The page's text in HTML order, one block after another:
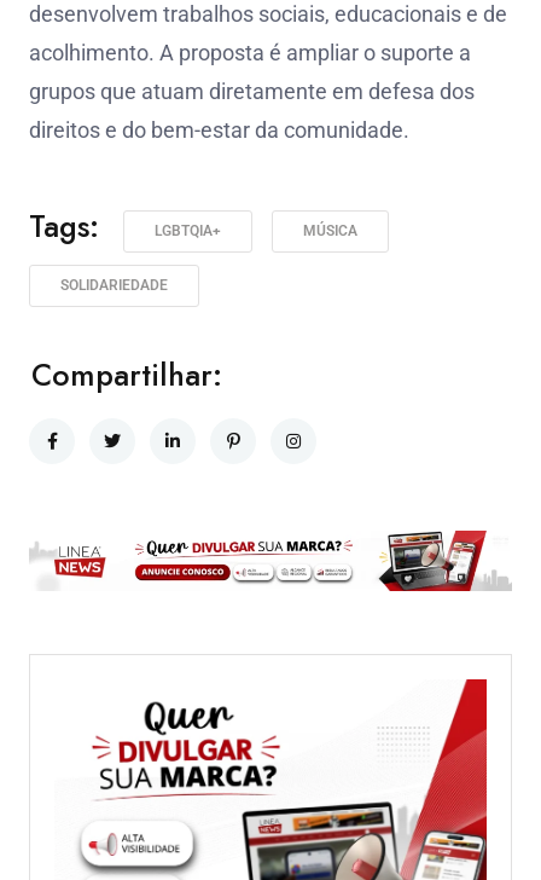
desenvolvem trabalhos sociais, educacionais e de
acolhimento. A proposta é ampliar o suporte a
grupos que atuam diretamente em defesa dos
direitos e do bem-estar da comunidade.
Tags: LGBTQIA+ MÚSICA
SOLIDARIEDADE
Compartilhar: